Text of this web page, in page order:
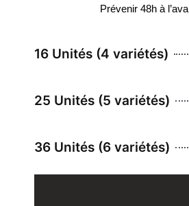
Prévenir 48h à
16 Unités (4 variétés)
25 Unités (5 variétés)
36 Unités (6 variétés)